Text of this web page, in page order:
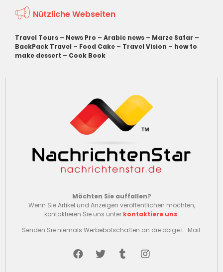
Nützliche Webseiten
Travel Tours – News Pro – Arabic news – Marze Safar –
BackPack Travel – Food Cake – Travel Vision – how to
make dessert – Cook Book
Möchten Sie auffallen?
Wenn Sie Artikel und Anzeigen veröffentlichen möchten,
kontaktieren Sie uns unter kontaktiere uns.
Senden Sie niemals Werbebotschaften an die obige E-Mail.